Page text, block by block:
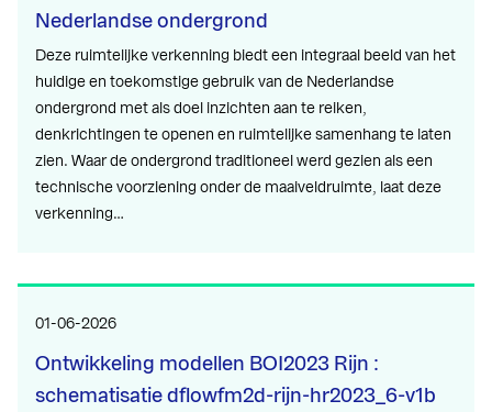
Nederlandse ondergrond
Deze ruimtelijke verkenning biedt een integraal beeld van het
huidige en toekomstige gebruik van de Nederlandse
ondergrond met als doel inzichten aan te reiken,
denkrichtingen te openen en ruimtelijke samenhang te laten
zien. Waar de ondergrond traditioneel werd gezien als een
technische voorziening onder de maaiveldruimte, laat deze
verkenning…
01-06-2026
Ontwikkeling modellen BOI2023 Rijn :
schematisatie dflowfm2d-rijn-hr2023_6-v1b